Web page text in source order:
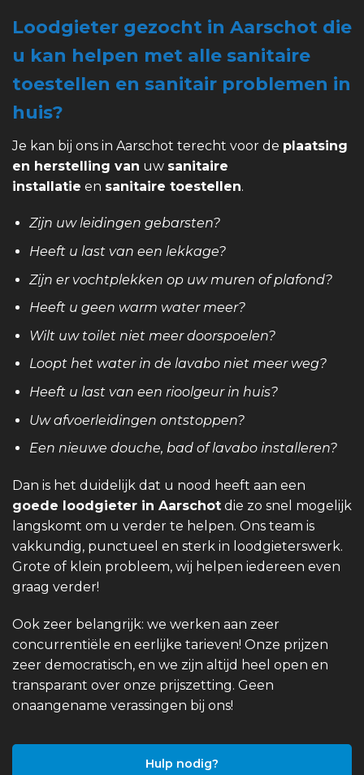
Loodgieter gezocht in Aarschot die
u kan helpen met alle sanitaire
toestellen en sanitair problemen in
huis?
Je kan bij ons in Aarschot terecht voor de plaatsing
en herstelling van uw sanitaire
installatie en sanitaire toestellen.
Zijn uw leidingen gebarsten?
Heeft u last van een lekkage?
Zijn er vochtplekken op uw muren of plafond?
Heeft u geen warm water meer?
Wilt uw toilet niet meer doorspoelen?
Loopt het water in de lavabo niet meer weg?
Heeft u last van een rioolgeur in huis?
Uw afvoerleidingen ontstoppen?
Een nieuwe douche, bad of lavabo installeren?
Dan is het duidelijk dat u nood heeft aan een
goede loodgieter in Aarschot die zo snel mogelijk
langskomt om u verder te helpen. Ons team is
vakkundig, punctueel en sterk in loodgieterswerk.
Grote of klein probleem, wij helpen iedereen even
graag verder!
Ook zeer belangrijk: we werken aan zeer
concurrentiële en eerlijke tarieven! Onze prijzen
zeer democratisch, en we zijn altijd heel open en
transparant over onze prijszetting. Geen
onaangename verassingen bij ons!
Hulp nodig?